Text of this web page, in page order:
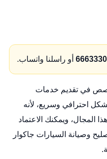
أو راسلنا واتساب.
في تقديم خدمات
احترافي وسريع، لأنه
المجال، ويمكنك الاعتماد
وصيانة السيارات جاكوار